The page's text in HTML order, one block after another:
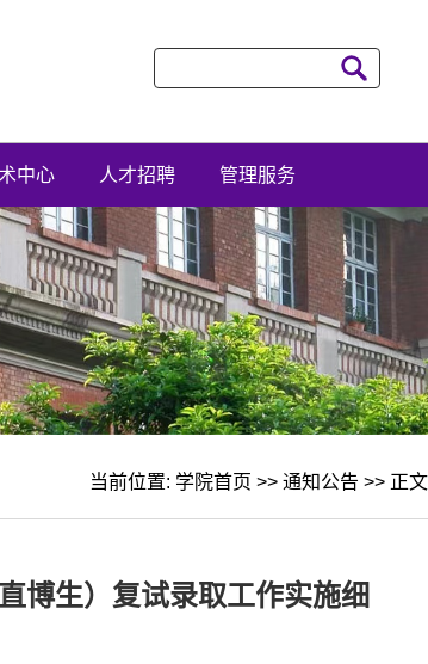
中心 人才招聘 管理服务
当前位置: 学院首页 >> 通知公告 >> 正文
博生）复试录取工作实施细